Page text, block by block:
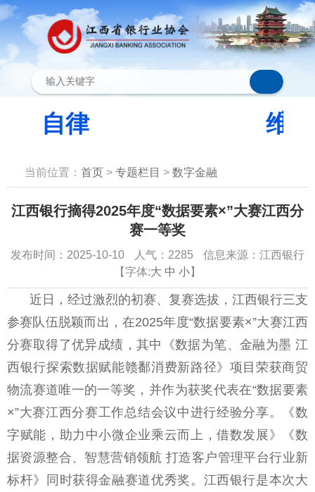
当前位置： 首页 > 专题栏目 > 数字金融
江西银行摘得2025年度“数据要素×”大赛江西分
赛一等奖
发布时间：2025-10-10 人气：2285
信息来源：江西银行
【字体:大 中 小】
近日，经过激烈的初赛、复赛选拔，江西银行三支
参赛队伍脱颖而出，在2025年度“数据要素×”大赛江西
分赛取得了优异成绩，其中《数据为笔、金融为墨 江
西银行探索数据赋能赣鄱消费新路径》项目荣获商贸
物流赛道唯一的一等奖，并作为获奖代表在“数据要素
×”大赛江西分赛工作总结会议中进行经验分享。《数
字赋能，助力中小微企业乘云而上，借数发展》《数
据资源整合、智慧营销领航 打造客户管理平台行业新
标杆》同时获得金融赛道优秀奖。江西银行是本次大